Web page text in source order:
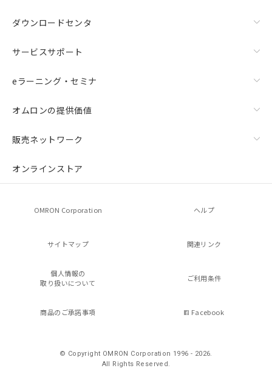
ダウンロードセンタ
サービスサポート
eラーニング・セミナ
オムロンの提供価値
販売ネットワーク
オンラインストア
OMRON Corporation ヘルプ
サイトマップ 関連リンク
個人情報の
取り扱いについて
ご利用条件
商品のご承諾事項 Facebook
© Copyright OMRON Corporation 1996 - 2026.
All Rights Reserved.